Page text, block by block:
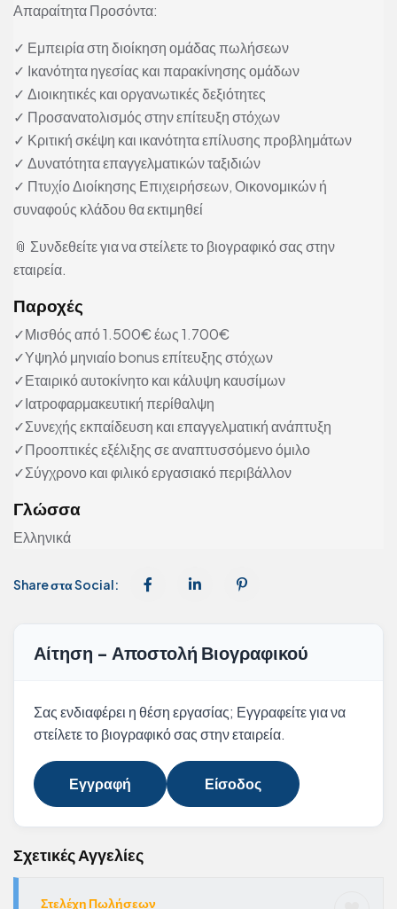
Απαραίτητα Προσόντα:
✓ Εμπειρία στη διοίκηση ομάδας πωλήσεων
✓ Ικανότητα ηγεσίας και παρακίνησης ομάδων
✓ Διοικητικές και οργανωτικές δεξιότητες
✓ Προσανατολισμός στην επίτευξη στόχων
✓ Κριτική σκέψη και ικανότητα επίλυσης προβλημάτων
✓ Δυνατότητα επαγγελματικών ταξιδιών
✓ Πτυχίο Διοίκησης Επιχειρήσεων, Οικονομικών ή
συναφούς κλάδου θα εκτιμηθεί
📎 Συνδεθείτε για να στείλετε το βιογραφικό σας στην
εταιρεία.
Παροχές
✓Μισθός από 1.500€ έως 1.700€
✓Υψηλό μηνιαίο bonus επίτευξης στόχων
✓Εταιρικό αυτοκίνητο και κάλυψη καυσίμων
✓Ιατροφαρμακευτική περίθαλψη
✓Συνεχής εκπαίδευση και επαγγελματική ανάπτυξη
✓Προοπτικές εξέλιξης σε αναπτυσσόμενο όμιλο
✓Σύγχρονο και φιλικό εργασιακό περιβάλλον
Γλώσσα
Ελληνικά
Share στα Social:
Αίτηση - Αποστολή Βιογραφικού
Σας ενδιαφέρει η θέση εργασίας; Εγγραφείτε για να
στείλετε το βιογραφικό σας στην εταιρεία.
Εγγραφή Είσοδος
Σχετικές Αγγελίες
Στελέχη Πωλήσεων